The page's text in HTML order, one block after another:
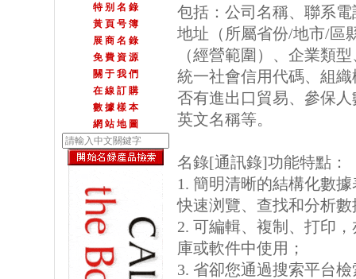
特 别 名 錄
黃 頁 号 簿
展 商 名 錄
免 費 資 源
關 于 我 們
在 線 訂 購
數 據 樣 本
網 站 地 圖
包括：公司名稱、聯系
地址（所屬省份/地市/區
（經營範圍）、企業類
統一社會信用代碼、組
否有進出口貿易、參保
英文名稱等。
名錄[通訊錄]功能特點：
1. 簡明清晰的結構化數
快速浏覽、查找和分析數
2. 可編輯、複制、打印
庫或軟件中使用；
3. 省卻您通過搜索平台